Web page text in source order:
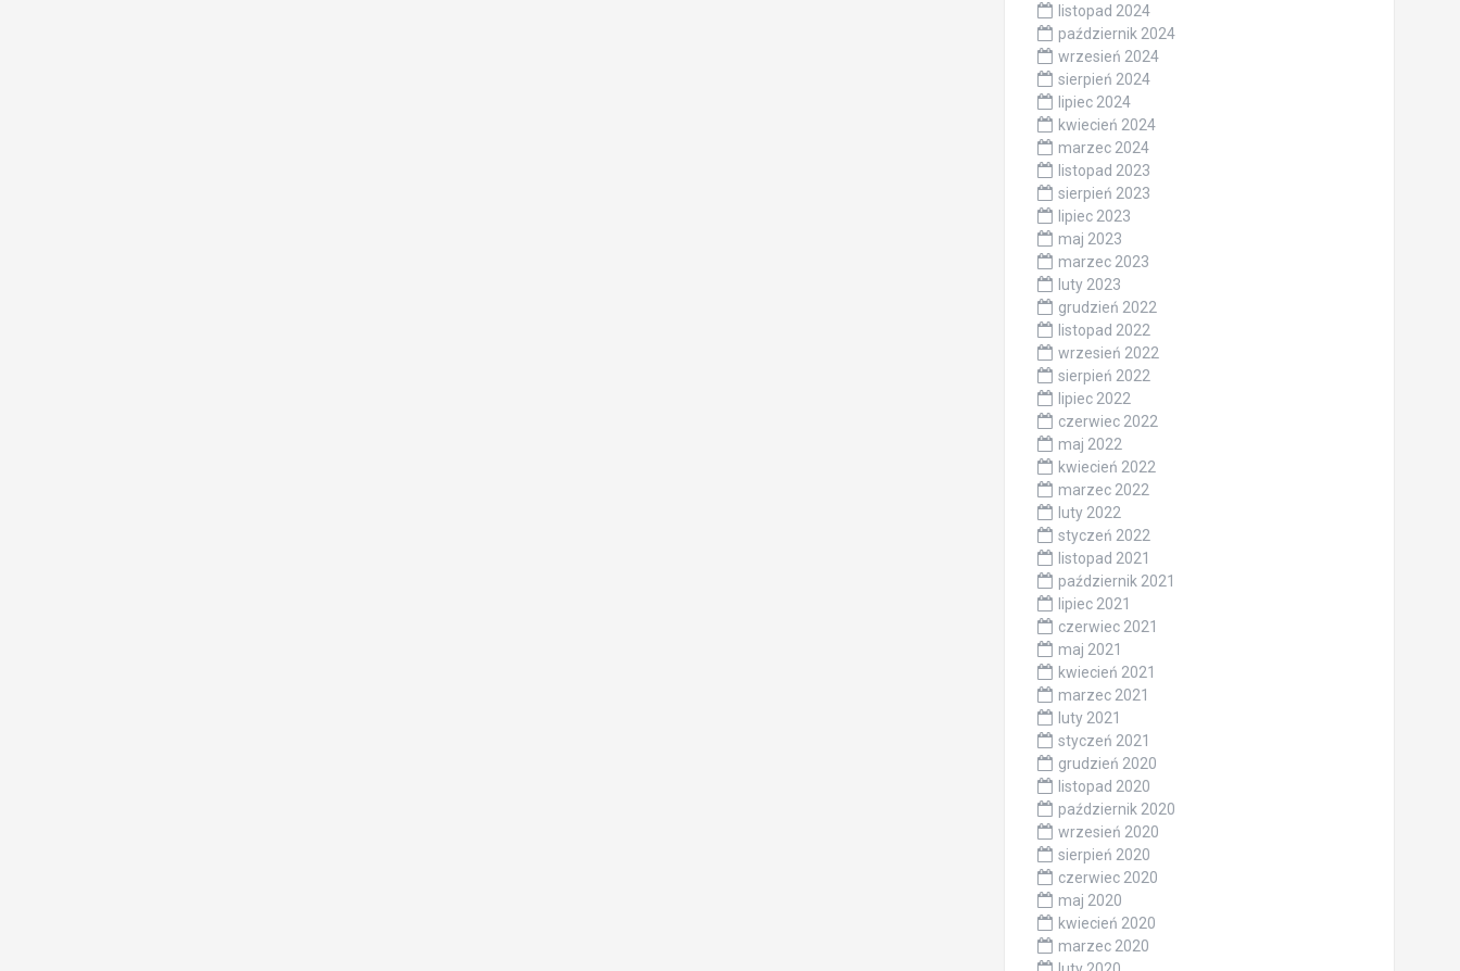
listopad 2024
październik 2024
wrzesień 2024
sierpień 2024
lipiec 2024
kwiecień 2024
marzec 2024
listopad 2023
sierpień 2023
lipiec 2023
maj 2023
marzec 2023
luty 2023
grudzień 2022
listopad 2022
wrzesień 2022
sierpień 2022
lipiec 2022
czerwiec 2022
maj 2022
kwiecień 2022
marzec 2022
luty 2022
styczeń 2022
listopad 2021
październik 2021
lipiec 2021
czerwiec 2021
maj 2021
kwiecień 2021
marzec 2021
luty 2021
styczeń 2021
grudzień 2020
listopad 2020
październik 2020
wrzesień 2020
sierpień 2020
czerwiec 2020
maj 2020
kwiecień 2020
marzec 2020